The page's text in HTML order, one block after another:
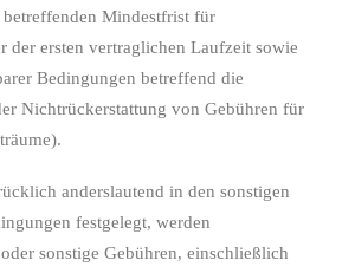
Mindestfrist für
der ersten vertraglichen Laufzeit sowie
Bedingungen betreffend die
Nichtrückerstattung von Gebühren für
anderslautend in den sonstigen
festgelegt, werden
sonstige Gebühren, einschließlich